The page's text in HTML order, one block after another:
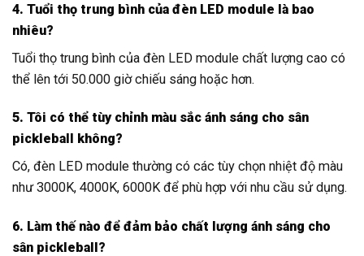
4. Tuổi thọ trung bình của đèn LED module là bao
nhiêu?
Tuổi thọ trung bình của đèn LED module chất lượng cao có
thể lên tới 50.000 giờ chiếu sáng hoặc hơn.
5. Tôi có thể tùy chỉnh màu sắc ánh sáng cho sân
pickleball không?
Có, đèn LED module thường có các tùy chọn nhiệt độ màu
như 3000K, 4000K, 6000K để phù hợp với nhu cầu sử dụng.
6. Làm thế nào để đảm bảo chất lượng ánh sáng cho
sân pickleball?